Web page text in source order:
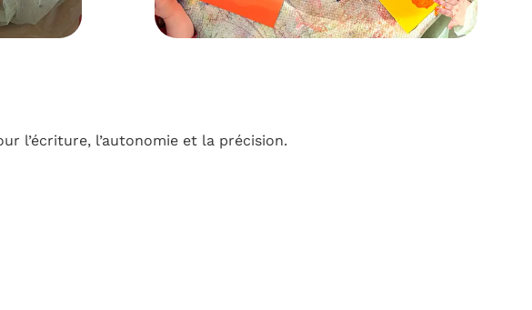
l’écriture, l’autonomie et la précision.